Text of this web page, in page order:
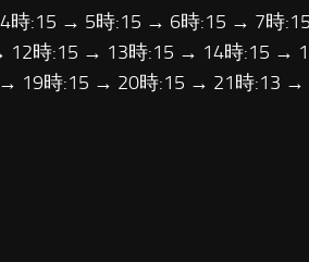
:15 → 5時:15 → 6時:15 → 7時
時:15 → 13時:15 → 14時:15 →
19時:15 → 20時:15 → 21時:13 →